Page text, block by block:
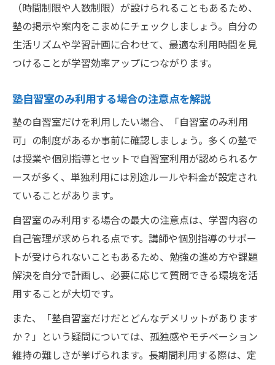
（時間制限や人数制限）が設けられることもあるため、
塾の掲示や案内をこまめにチェックしましょう。自分の
生活リズムや学習計画に合わせて、最適な利用時間を見
つけることが学習効率アップにつながります。
塾自習室のみ利用する場合の注意点を解説
塾の自習室だけを利用したい場合、「自習室のみ利用
可」の制度があるか事前に確認しましょう。多くの塾で
は授業や個別指導とセットで自習室利用が認められるケ
ースが多く、単独利用には別途ルールや料金が設定され
ていることがあります。
自習室のみ利用する場合の最大の注意点は、学習内容の
自己管理が求められる点です。講師や個別指導のサポー
トが受けられないこともあるため、勉強の進め方や課題
解決を自分で計画し、必要に応じて質問できる環境を活
用することが大切です。
また、「塾自習室だけだとどんなデメリットがあります
か？」という疑問については、孤独感やモチベーション
維持の難しさが挙げられます。長期間利用する際は、定